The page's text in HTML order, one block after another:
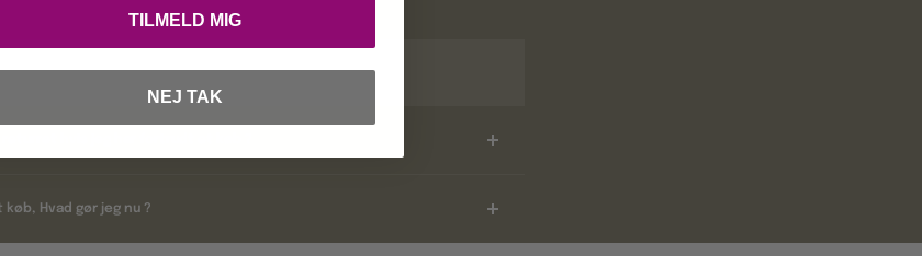
returret hvis jeg har fortrudt et køb ?
Hvad gør jeg nu ?
TILMELD MIG
NEJ TAK